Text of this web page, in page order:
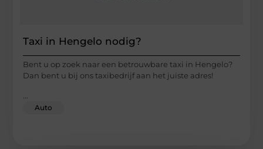
Taxi in Hengelo nodig?
Bent u op zoek naar een betrouwbare taxi in Hengelo?
Dan bent u bij ons taxibedrijf aan het juiste adres!
Auto